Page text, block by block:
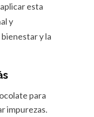
esta
y
y la
para
impurezas.